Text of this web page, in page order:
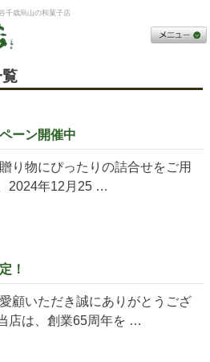
千歳烏山の和菓子店
ーン開催中
り物にぴったりの詰合せをご用
2024年12月25 …
！
顧いただき誠にありがとうござ
店は、創業65周年を …